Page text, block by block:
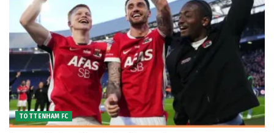
TOTTENHAM FC